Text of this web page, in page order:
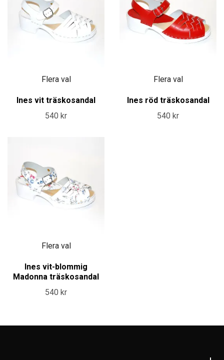
Flera val
Ines vit träskosandal
540 kr
Flera val
Ines röd träskosandal
540 kr
Flera val
Ines vit-blommig
Madonna träskosandal
540 kr